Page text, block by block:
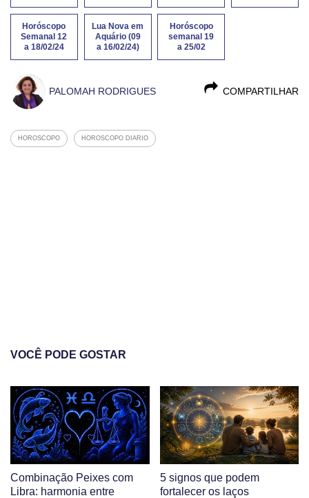
Horóscopo
Semanal 12
a 18/02/24
Lua Nova em
Aquário (09
a 16/02/24)
Horóscopo
semanal 19
a 25/02
COMPARTILHAR
PALOMAH RODRIGUES
HOROSCOPO HOROSCOPO DIARIO
VOCÊ PODE GOSTAR
Combinação Peixes com
Libra: harmonia entre
5 signos que podem
fortalecer os laços